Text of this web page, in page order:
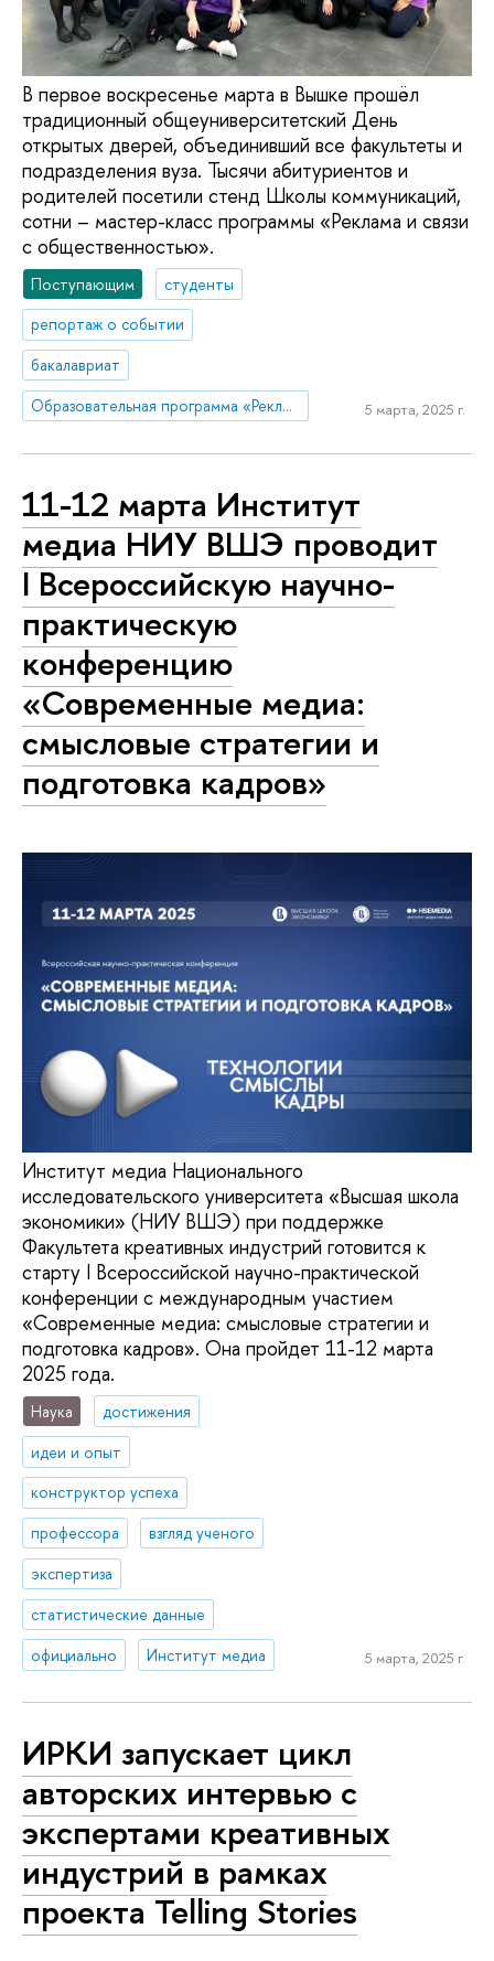
В первое воскресенье марта в Вышке прошёл
традиционный общеуниверситетский День
открытых дверей, объединивший все факультеты и
подразделения вуза. Тысячи абитуриентов и
родителей посетили стенд Школы коммуникаций,
сотни – мастер-класс программы «Реклама и связи
с общественностью».
Поступающим
студенты
репортаж о событии
бакалавриат
Образовательная программа «Реклама и связи с общественностью»
5 марта, 2025 г.
11-12 марта Институт
медиа НИУ ВШЭ проводит
I Всероссийскую научно-
практическую
конференцию
«Современные медиа:
смысловые стратегии и
подготовка кадров»
Институт медиа Национального
исследовательского университета «Высшая школа
экономики» (НИУ ВШЭ) при поддержке
Факультета креативных индустрий готовится к
старту I Всероссийской научно-практической
конференции с международным участием
«Современные медиа: смысловые стратегии и
подготовка кадров». Она пройдет 11-12 марта
2025 года.
Наука
достижения
идеи и опыт
конструктор успеха
профессора
взгляд ученого
экспертиза
статистические данные
официально
Институт медиа 5 марта, 2025 г.
ИРКИ запускает цикл
авторских интервью с
экспертами креативных
индустрий в рамках
проекта Telling Stories